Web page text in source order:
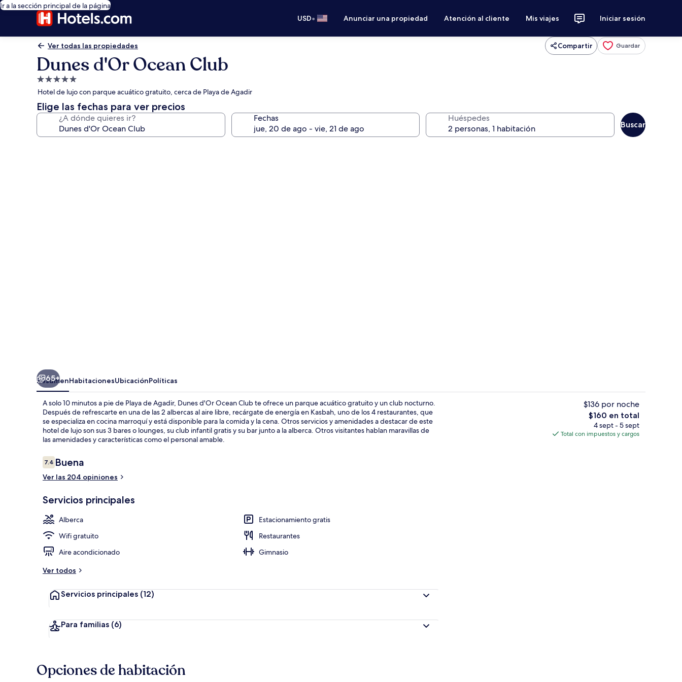
Ir a la sección principal de la página
USD• Anunciar una propiedad Atención al cliente Mis viajes Iniciar sesión
Ver todas las propiedades Compartir Guardar
Dunes d'Or Ocean Club
Propiedad
de
5.0
estrellas
Hotel de lujo con parque acuático gratuito, cerca de Playa de Agadir
Elige las fechas para ver precios
¿A dónde quieres ir? Fechas Huéspedes
Buscar
4 restaurantes; se sirven desayunos, comidas y cenas Ropa de cama de alta calidad,
65+
ResumenHabitacionesUbicaciónPolíticas
A solo 10 minutos a pie de Playa de Agadir, Dunes d'Or Ocean Club te ofrece un parque acuático gratuito y un club nocturno.
Después de refrescarte en una de las 2 albercas al aire libre, recárgate de energía en Kasbah, uno de los 4 restaurantes, que
se especializa en cocina marroquí y está disponible para la comida y la cena. Otros servicios y amenidades a destacar de este
hotel de lujo son sus 3 bares o lounges, su club infantil gratis y su bar junto a la alberca. Otros visitantes hablan maravillas de
las amenidades y características como el personal amable.
Opiniones
7.47.4 de 10,
Buena
Ver las 204 opiniones
Servicios principales
Alberca
Estacionamiento gratis
Wifi gratuito
Restaurantes
Aire acondicionado
Gimnasio
Ver todos
Servicios principales (12)
Para familias (6)
$136 por noche
El
precio
total
$160 en total
4 sept - 5 sept
Total con impuestos y cargos
Opciones de habitación